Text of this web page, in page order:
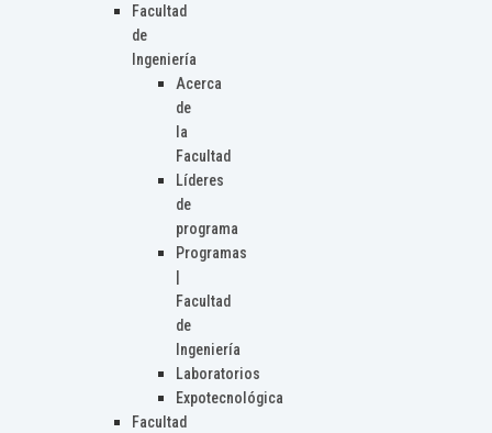
Facultad
de
Ingeniería
Acerca
de
la
Facultad
Líderes
de
programa
Programas
Facultad
de
Ingeniería
Laboratorios
Expotecnológica
Facultad